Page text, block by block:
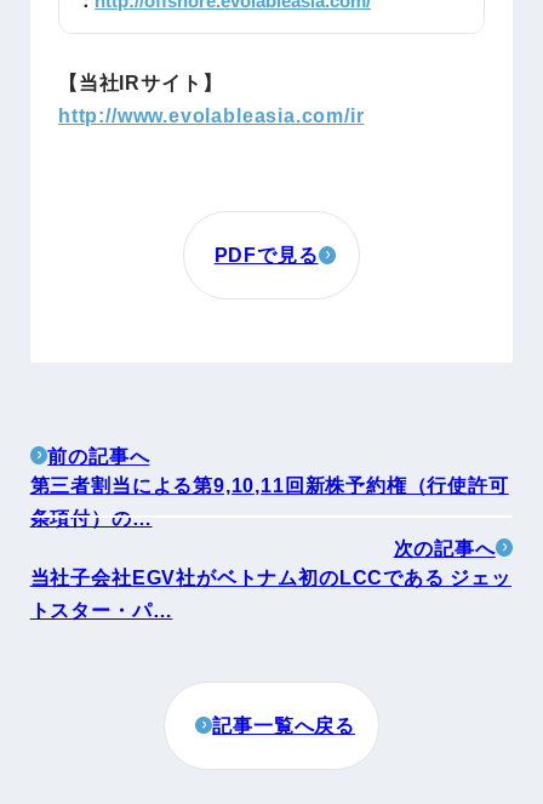
【当社IRサイト】
http://www.evolableasia.com/ir
PDFで見る
前の記事へ
第三者割当による第9,10,11回新株予約権（行使許可
条項付）の…
次の記事へ
当社子会社EGV社がベトナム初のLCCである ジェッ
トスター・パ…
記事一覧へ戻る